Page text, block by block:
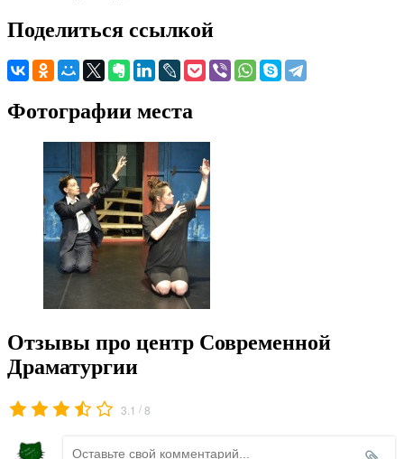
Поделиться ссылкой
Фотографии места
Отзывы про центр Современной
Драматургии
3.1 /8